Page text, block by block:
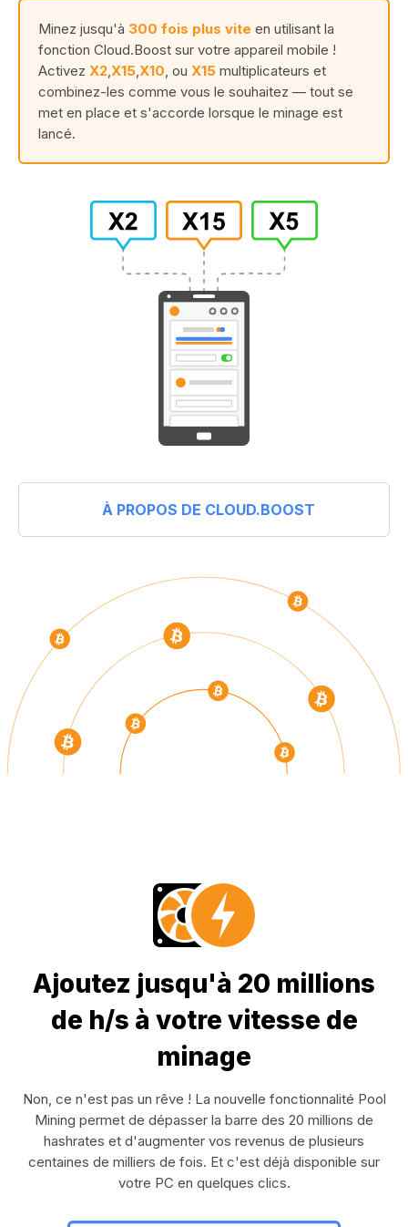
Minez jusqu'à 300 fois plus vite en utilisant la
fonction Cloud.Boost sur votre appareil mobile !
Activez X2 X15 X10 , ou X15 multiplicateurs et
combinez-les comme vous le souhaitez — tout se
met en place et s'accorde lorsque le minage est
lancé.
À PROPOS DE CLOUD.BOOST
Ajoutez jusqu'à 20 millions
de h/s à votre vitesse de
minage
Non, ce n'est pas un rêve ! La nouvelle fonctionnalité Pool
Mining permet de dépasser la barre des 20 millions de
hashrates et d'augmenter vos revenus de plusieurs
centaines de milliers de fois. Et c'est déjà disponible sur
votre PC en quelques clics.